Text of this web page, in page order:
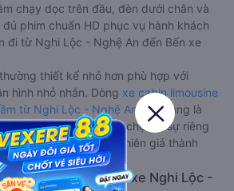
chạy dọc trên đầu, đèn dưới chân và
phim chuẩn HD phục vụ hành khách
đi từ Nghi Lộc - Nghệ An đến Bến xe
thiết kế nhỏ hơn phù hợp với
hình nhỏ nhắn. Dòng xe cabin limousine
từ Nghi Lộc - Nghệ An này đang là
hành khách thường chọn vì sự riêng
và tiện nghi. Tất nhiên giá thành
hơn các loại khác.
đánh giá nhà xe Nghi Lộc -